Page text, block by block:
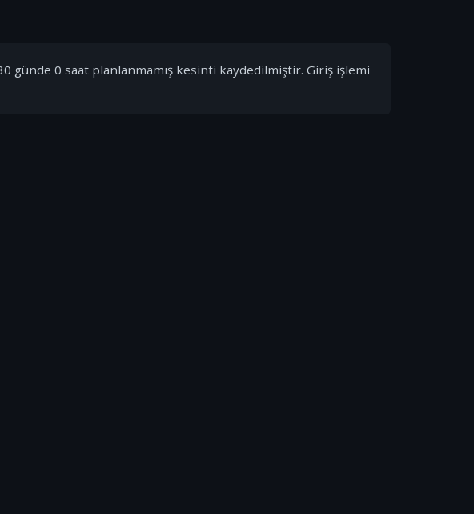
günde 0 saat planlanmamış kesinti kaydedilmiştir. Giriş işlemi